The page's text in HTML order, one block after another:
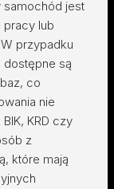
samochód jest
lub
przypadku
dostępne są
co
nie
KRD czy
z
które mają